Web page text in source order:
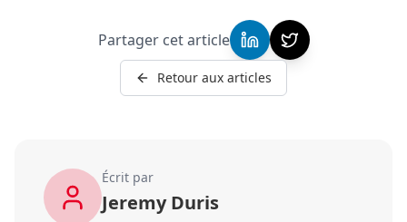
Partager cet article
Retour aux articles
Écrit par
Jeremy Duris